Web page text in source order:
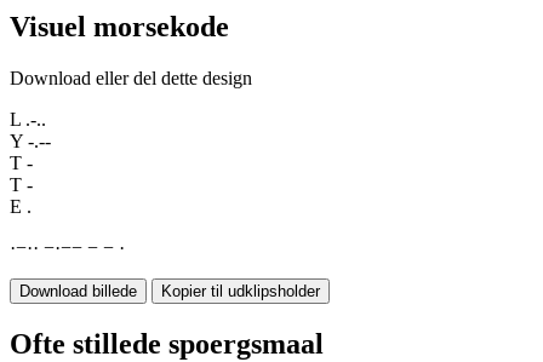
Visuel morsekode
Download eller del dette design
L .-..
Y -.--
T -
T -
E .
·−·· −·−− − − ·
Download billede Kopier til udklipsholder
Ofte stillede spoergsmaal